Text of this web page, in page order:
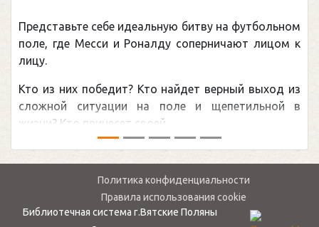
себе идеальную битву на футбольном
где Месси и Роналду соперничают лицом к
них победит? Кто найдет верный выход из
ситуации на поле и щепетильной в
Кто принесет своей ...
Политика конфиденциальности
Правила использования cookie
Библиотечная система г.Вятские Поляны